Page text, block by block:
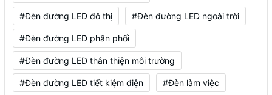
#Đèn đường LED đô thị #Đèn đường LED ngoài trời
#Đèn đường LED phân phối
#Đèn đường LED thân thiện môi trường
#Đèn đường LED tiết kiệm điện #Đèn làm việc